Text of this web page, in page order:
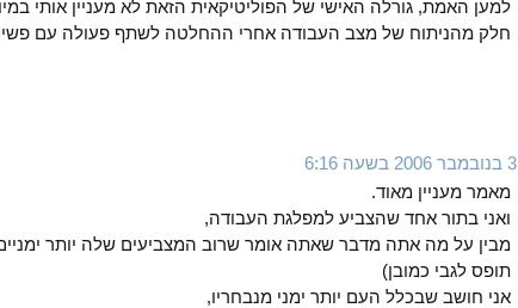
למען האמת, גורלה האישי של הפוליטיקאית הזאת לא מעניין אותי
חלק מהניתוח של מצב העבודה אחרי ההחלטה לשתף פעולה עם
3 בנובמבר 2006 בשעה 6:16
מאמר מעניין מאוד.
ואני בתור אחד שהצביע למפלגת העבודה,
מבין על מה אתה מדבר שאתה אומר שרוב המצביעים שלה יותר
תופס לגבי כמובן)
אני חושב שבכלל העם יותר ימני מנבחריו,